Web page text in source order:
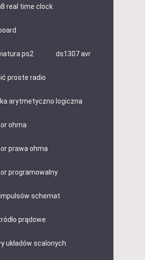
real time clock
ps2 ds1307 avr
proste radio
arytmetyczno logiczna
ohma
prawa ohma
programowalny
schemat
prądowe
układów scalonych